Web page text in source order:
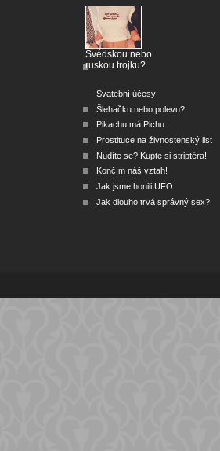
Švédskou nebo
ruskou trojku?
Svatební účesy
Šlehačku nebo polevu?
Pikachu má Pichu
Prostituce na živnostenský list
Nudíte se? Kupte si striptéra!
Končím náš vztah!
Jak jsme honili UFO
Jak dlouho trvá správný sex?